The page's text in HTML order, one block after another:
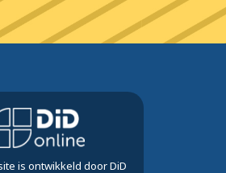
is ontwikkeld door DiD